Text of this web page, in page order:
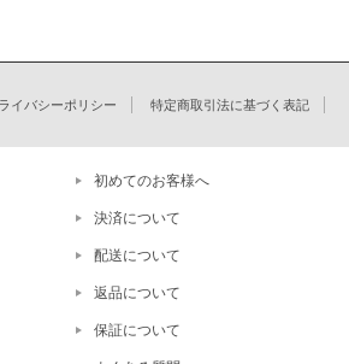
イバシーポリシー 特定商取引法に基づく表記
初めてのお客様へ
決済について
配送について
返品について
保証について